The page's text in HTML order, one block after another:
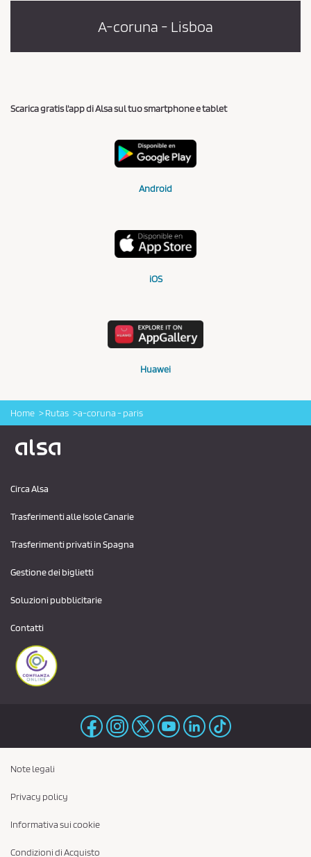
A-coruna - Lisboa
Scarica gratis l'app di Alsa sul tuo smartphone e tablet
Android
iOS
Huawei
Home Rutas a-coruna - paris
Circa Alsa
Trasferimenti alle Isole Canarie
Trasferimenti privati ​​in Spagna
Gestione dei biglietti
Soluzioni pubblicitarie
Contatti
Logo Alsa
Note legali
Privacy policy
Informativa sui cookie
Condizioni di Acquisto